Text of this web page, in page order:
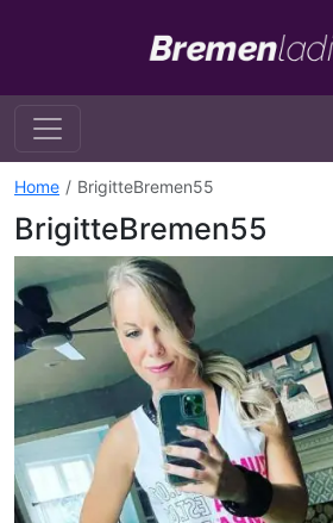
Home BrigitteBremen55
BrigitteBremen55